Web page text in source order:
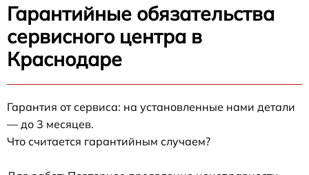
Гарантийные обязательства
сервисного центра в
Краснодаре
Гарантия от сервиса: на установленные нами детали
— до 3 месяцев.
Что считается гарантийным случаем?